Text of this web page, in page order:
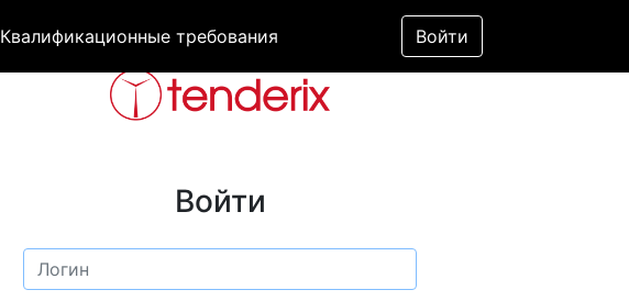
Квалификационные требования Войти
Войти